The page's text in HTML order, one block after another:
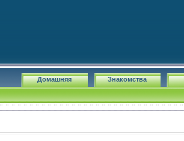
Знакомства
Домашняя